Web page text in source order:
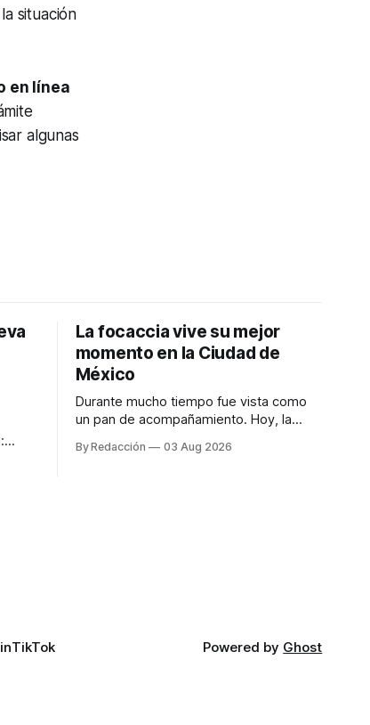
situación
en línea
algunas
La focaccia vive su mejor
momento en la Ciudad de
México
Durante mucho tiempo fue vista como
un pan de acompañamiento. Hoy, la
platillos favoritos de quienes buscan
By Redacción 03 Aug 2026
TikTok Powered by Ghost